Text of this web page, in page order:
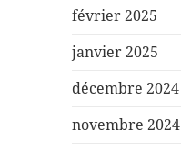
février 2025
janvier 2025
décembre 2024
novembre 2024